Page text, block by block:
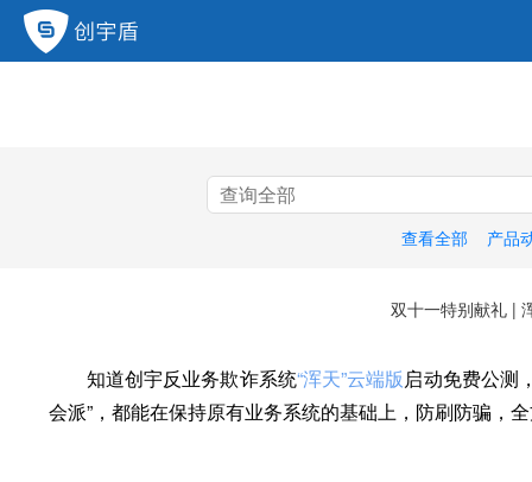
查看全部 产品
双十一特别献礼 |
知道创宇反业务欺诈系统“浑天”云端版启动免费公测
会派”，都能在保持原有业务系统的基础上，防刷防骗，